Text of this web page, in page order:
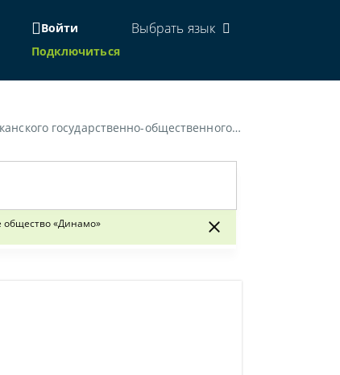
Войти
Подключиться
Выбрать язык
"Белорусское физкультурно-спортивное общество "Динамо"»
общество «Динамо»